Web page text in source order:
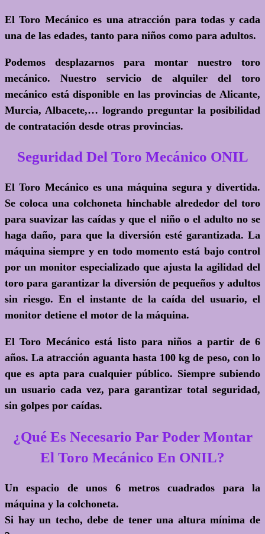
El Toro Mecánico es una atracción para todas y cada
una de las edades, tanto para niños como para adultos.
Podemos desplazarnos para montar nuestro toro
mecánico. Nuestro servicio de alquiler del toro
mecánico está disponible en las provincias de Alicante,
Murcia, Albacete,… logrando preguntar la posibilidad
de contratación desde otras provincias.
Seguridad Del Toro Mecánico ONIL
El Toro Mecánico es una máquina segura y divertida.
Se coloca una colchoneta hinchable alrededor del toro
para suavizar las caídas y que el niño o el adulto no se
haga daño, para que la diversión esté garantizada. La
máquina siempre y en todo momento está bajo control
por un monitor especializado que ajusta la agilidad del
toro para garantizar la diversión de pequeños y adultos
sin riesgo. En el instante de la caída del usuario, el
monitor detiene el motor de la máquina.
El Toro Mecánico está listo para niños a partir de 6
años. La atracción aguanta hasta 100 kg de peso, con lo
que es apta para cualquier público. Siempre subiendo
un usuario cada vez, para garantizar total seguridad,
sin golpes por caídas.
¿Qué Es Necesario Par Poder Montar
El Toro Mecánico En ONIL?
Un espacio de unos 6 metros cuadrados para la
máquina y la colchoneta.
Si hay un techo, debe de tener una altura mínima de